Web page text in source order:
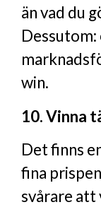
än vad du
win.
10. Vinna
Det finns
fina
svårare att